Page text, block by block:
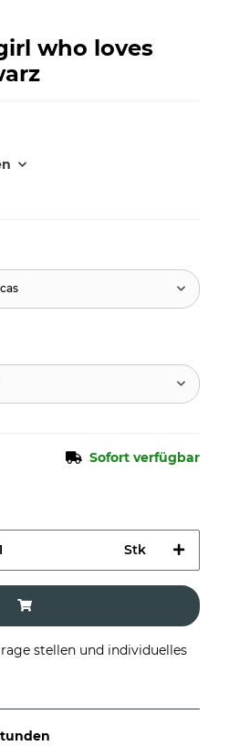
who loves
Sofort verfügbar
Stk
stellen und individuelles